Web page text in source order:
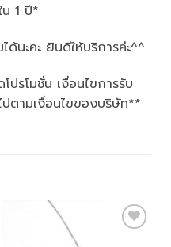
1 ปี*
นะคะ ยินดีให้บริการค่ะ^^
รโมชั่น เงื่อนไขการรับ
ปตามเงื่อนไขของบริษัท**